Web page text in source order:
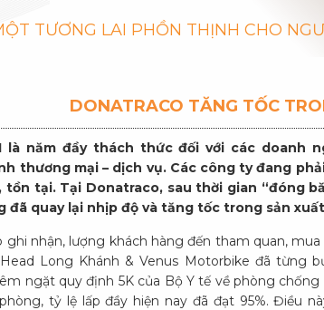
TƯƠNG LAI PHỒN THỊNH CHO
DONATRACO TĂNG TỐC
là năm đầy thách thức đối với các doanh
thương mại – dịch vụ. Các công ty đang
tồn tại. Tại Donatraco, sau thời gian “đóng
đã quay lại nhịp độ và tăng tốc trong sản
ghi nhận, lượng khách hàng đến tham quan,
Long Khánh & Venus Motorbike đã từng
ngặt quy định 5K của Bộ Y tế về phòng
tỷ lệ lấp đầy hiện nay đã đạt 95%. Điều